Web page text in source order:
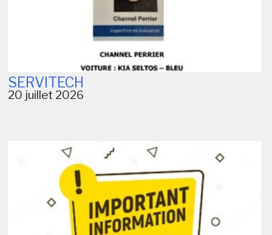
SERVITECH
20 juillet 2026